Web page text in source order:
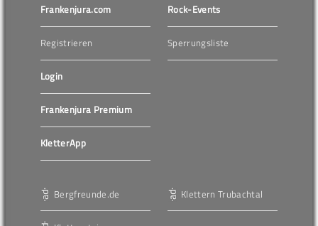
Frankenjura.com
Registrieren
Login
Frankenjura Premium
KletterApp
Rock-Events
Sperrungsliste
Bergfreunde.de Klettern Trubachtal